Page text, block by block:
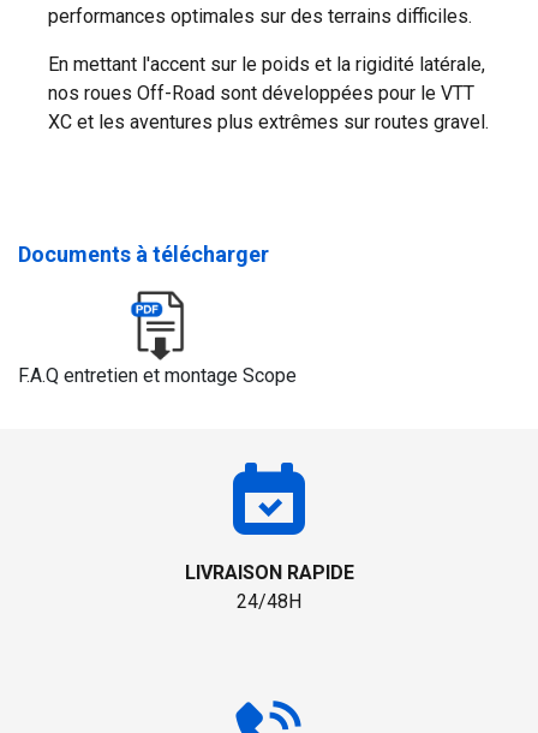
performances optimales sur des terrains difficiles.
En mettant l'accent sur le poids et la rigidité latérale,
nos roues Off-Road sont développées pour le VTT
XC et les aventures plus extrêmes sur routes gravel.
Documents à télécharger
F.A.Q entretien et montage Scope
LIVRAISON RAPIDE
24/48H